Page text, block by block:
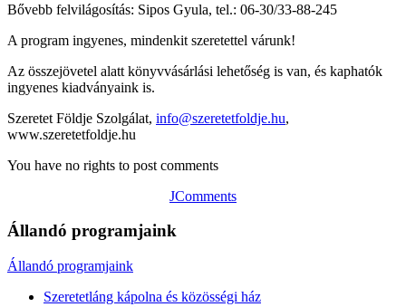
Bővebb felvilágosítás: Sipos Gyula, tel.: 06-30/33-88-245
A program ingyenes, mindenkit szeretettel várunk!
Az összejövetel alatt könyvvásárlási lehetőség is van, és kaphatók
ingyenes kiadványaink is.
Szeretet Földje Szolgálat, info@szeretetfoldje.hu,
www.szeretetfoldje.hu
You have no rights to post comments
JComments
Állandó programjaink
Állandó programjaink
Szeretetláng kápolna és közösségi ház